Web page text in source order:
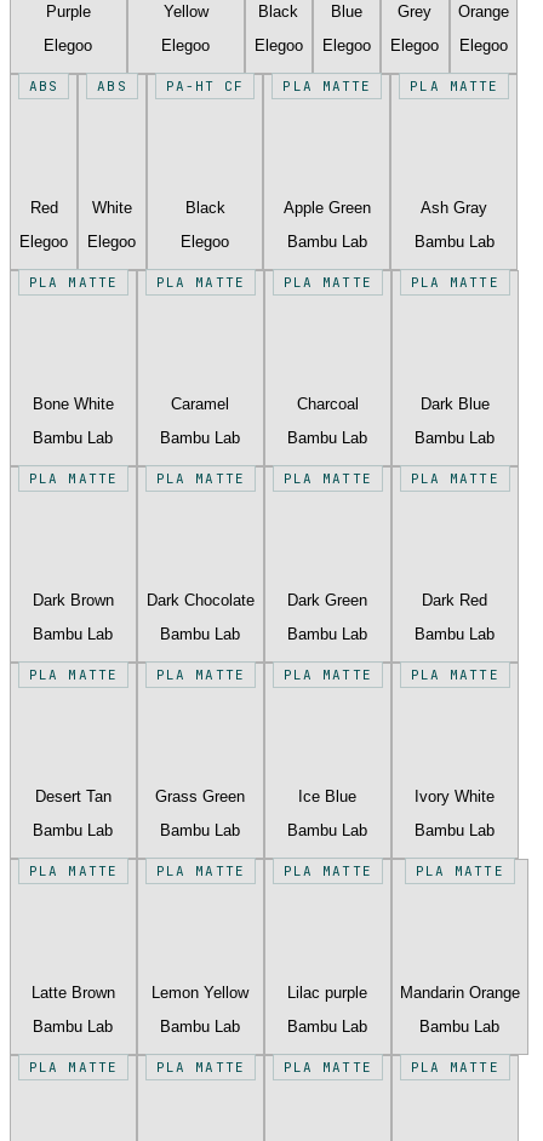
Purple
Elegoo
Yellow
Elegoo
Black
Elegoo
Blue
Elegoo
Grey
Elegoo
Orange
Elegoo
ABS
Red
Elegoo
ABS
White
Elegoo
PA-HT CF
Black
Elegoo
PLA MATTE
Apple Green
Bambu Lab
PLA MATTE
Ash Gray
Bambu Lab
PLA MATTE
Bone White
Bambu Lab
PLA MATTE
Caramel
Bambu Lab
PLA MATTE
Charcoal
Bambu Lab
PLA MATTE
Dark Blue
Bambu Lab
PLA MATTE
Dark Brown
Bambu Lab
PLA MATTE
Dark Chocolate
Bambu Lab
PLA MATTE
Dark Green
Bambu Lab
PLA MATTE
Dark Red
Bambu Lab
PLA MATTE
Desert Tan
Bambu Lab
PLA MATTE
Grass Green
Bambu Lab
PLA MATTE
Ice Blue
Bambu Lab
PLA MATTE
Ivory White
Bambu Lab
PLA MATTE
Latte Brown
Bambu Lab
PLA MATTE
Lemon Yellow
Bambu Lab
PLA MATTE
Lilac purple
Bambu Lab
PLA MATTE
Mandarin Orange
Bambu Lab
PLA MATTE PLA MATTE PLA MATTE PLA MATTE